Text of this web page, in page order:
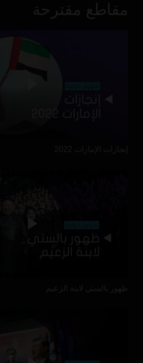
مقاطع مقترحة
إنجازات الإمارات 2022
ظهور بالستي لابنة الزعيم